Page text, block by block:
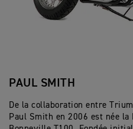
PAUL SMITH
De la collaboration entre
Paul Smith en 2006 est née